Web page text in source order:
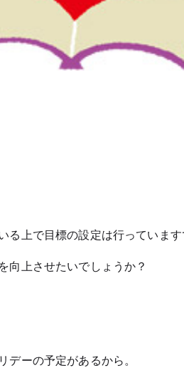
る上で目標の設定は行っています
向上させたいでしょうか？
デーの予定があるから。